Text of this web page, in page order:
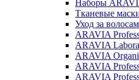
Наборы
Тканевые
Уход за
ARAVIA
ARAVIA
ARAVIA
ARAVIA
ARAVIA